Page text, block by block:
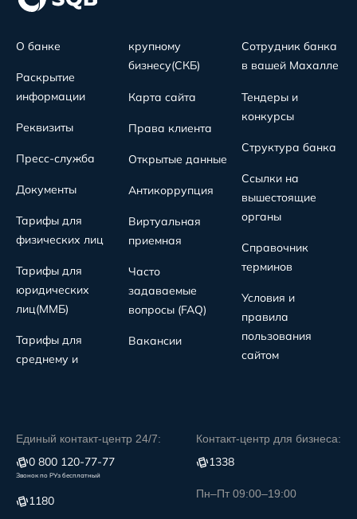
О банке
Раскрытие
информации
Реквизиты
Пресс-служба
Документы
Тарифы для
физических лиц
Тарифы для
юридических
лиц(MMБ)
Тарифы для
среднему и
крупному
бизнесу(СКБ)
Карта сайта
Права клиента
Открытые данные
Антикоррупция
Виртуальная
приемная
Часто
задаваемые
вопросы (FAQ)
Вакансии
Сотрудник банка
в вашей Махалле
Тендеры и
конкурсы
Структура банка
Ссылки на
вышестоящие
органы
Справочник
терминов
Условия и
правила
пользования
сайтом
Единый контакт-центр 24/7:
0 800 120-77-77
Звонок по РУз бесплатный
1180
Контакт-центр для бизнеса:
1338
Пн–Пт 09:00–19:00